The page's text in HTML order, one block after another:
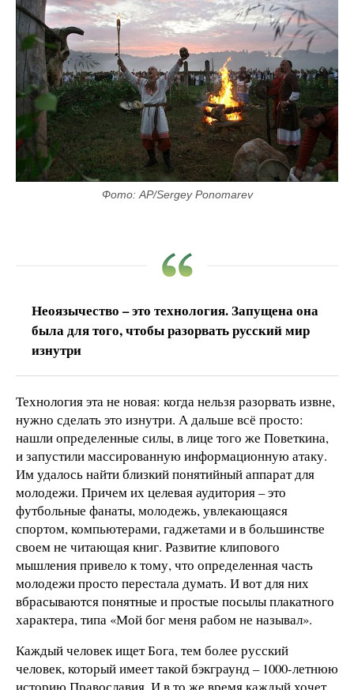
Фото: AP/Sergey Ponomarev
Неоязычество – это технология. Запущена она
была для того, чтобы разорвать русский мир
изнутри
Технология эта не новая: когда нельзя разорвать извне,
нужно сделать это изнутри. А дальше всё просто:
нашли определенные силы, в лице того же Поветкина,
и запустили массированную информационную атаку.
Им удалось найти близкий понятийный аппарат для
молодежи. Причем их целевая аудитория – это
футбольные фанаты, молодежь, увлекающаяся
спортом, компьютерами, гаджетами и в большинстве
своем не читающая книг. Развитие клипового
мышления привело к тому, что определенная часть
молодежи просто перестала думать. И вот для них
вбрасываются понятные и простые посылы плакатного
характера, типа «Мой бог меня рабом не называл».
Каждый человек ищет Бога, тем более русский
человек, который имеет такой бэкграунд – 1000-летнюю